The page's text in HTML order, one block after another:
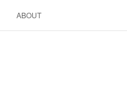
ABOUT